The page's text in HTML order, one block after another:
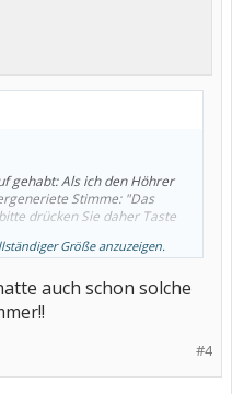
gehabt: Als ich den Höhrer
Stimme: "Das
drücken Sie daher Taste
in der letzten Zeit in einer
R-Verbindung) ins
Größe anzuzeigen.
auch schon solche
#4